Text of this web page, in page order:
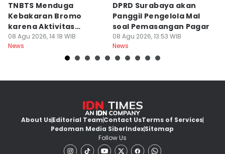
TNBTS Menduga
Kebakaran Bromo
karena Aktivitas
Manusia
08 Agu 2026, 14:18 WIB
News
DPRD Surabaya akan
Panggil Pengelola Mal
soal Pemasangan Pagar
08 Agu 2026, 13:53 WIB
News
About UsEditorial TeamContact UsTerms of Services
Pedoman Media SiberIndexSitemap
Follow Us